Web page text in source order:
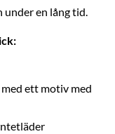
en lång tid.
ett motiv med